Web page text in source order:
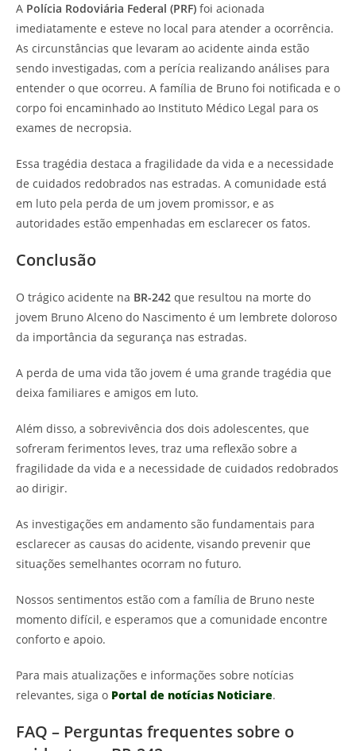
A Polícia Rodoviária Federal (PRF) foi acionada
imediatamente e esteve no local para atender a ocorrência.
As circunstâncias que levaram ao acidente ainda estão
sendo investigadas, com a perícia realizando análises para
entender o que ocorreu. A família de Bruno foi notificada e o
corpo foi encaminhado ao Instituto Médico Legal para os
exames de necropsia.
Essa tragédia destaca a fragilidade da vida e a necessidade
de cuidados redobrados nas estradas. A comunidade está
em luto pela perda de um jovem promissor, e as
autoridades estão empenhadas em esclarecer os fatos.
Conclusão
O trágico acidente na BR-242 que resultou na morte do
jovem Bruno Alceno do Nascimento é um lembrete doloroso
da importância da segurança nas estradas.
A perda de uma vida tão jovem é uma grande tragédia que
deixa familiares e amigos em luto.
Além disso, a sobrevivência dos dois adolescentes, que
sofreram ferimentos leves, traz uma reflexão sobre a
fragilidade da vida e a necessidade de cuidados redobrados
ao dirigir.
As investigações em andamento são fundamentais para
esclarecer as causas do acidente, visando prevenir que
situações semelhantes ocorram no futuro.
Nossos sentimentos estão com a família de Bruno neste
momento difícil, e esperamos que a comunidade encontre
conforto e apoio.
Para mais atualizações e informações sobre notícias
relevantes, siga o Portal de notícias Noticiare.
FAQ – Perguntas frequentes sobre o